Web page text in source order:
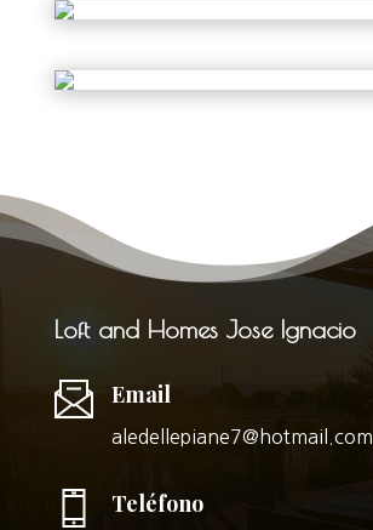
Loft and Homes Jose Ignacio
Email
aledellepiane7@hotmail.com
Teléfono